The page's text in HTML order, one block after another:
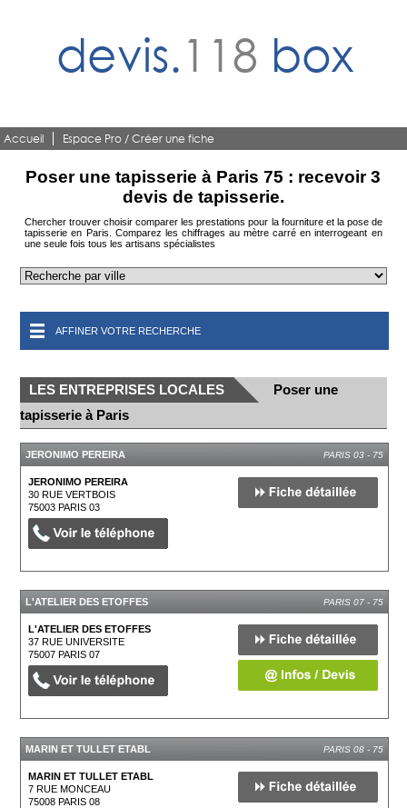
devis.118 box
Accueil Espace Pro / Créer une fiche
Poser une tapisserie à Paris 75 : recevoir 3
devis de tapisserie.
Chercher trouver choisir comparer les prestations pour la fourniture et la pose de
tapisserie en Paris. Comparez les chiffrages au mètre carré en interrogeant en
une seule fois tous les artisans spécialistes
AFFINER VOTRE RECHERCHE
LES ENTREPRISES LOCALES
Poser une
tapisserie à Paris
JERONIMO PEREIRA PARIS 03 - 75
JERONIMO PEREIRA
30 RUE VERTBOIS
75003PARIS 03
L'ATELIER DES ETOFFES PARIS 07 - 75
L'ATELIER DES ETOFFES
37 RUE UNIVERSITE
75007PARIS 07
MARIN ET TULLET ETABL PARIS 08 - 75
MARIN ET TULLET ETABL
7 RUE MONCEAU
75008PARIS 08